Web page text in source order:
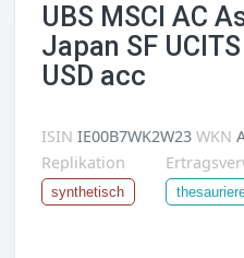
UBS MSCI AC
Japan SF
USD acc
ISIN IE00B7WK2W23 WKN
Replikation
synthetisch